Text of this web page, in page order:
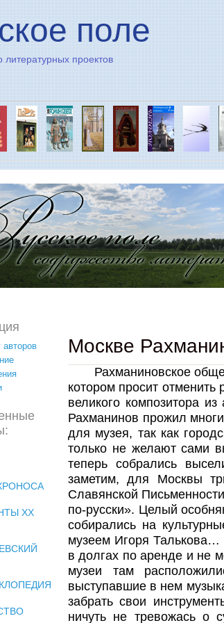
поле
литературных проектов
Москве
Рахманиновское
котором просит
великого композитора
Рахманинов прожил
для музея, так как
только не желают сами
теперь собрались
заметим, для Москвы
Славянской
по-русски». Целый
собирались на
музеем Игоря Талькова…
в долгах по аренде и не
музеи там
выступавшие в нем
забрать свои
ничуть не тревожась о
авторов
XX